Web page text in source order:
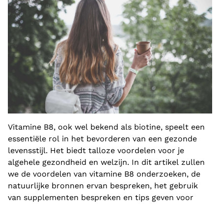
Vitamine B8, ook wel bekend als biotine, speelt een
essentiële rol in het bevorderen van een gezonde
levensstijl. Het biedt talloze voordelen voor je
algehele gezondheid en welzijn. In dit artikel zullen
we de voordelen van vitamine B8 onderzoeken, de
natuurlijke bronnen ervan bespreken, het gebruik
van supplementen bespreken en tips geven voor